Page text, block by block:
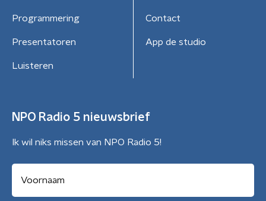
Programmering
Presentatoren
Luisteren
Contact
App de studio
NPO Radio 5 nieuwsbrief
Ik wil niks missen van NPO Radio 5!